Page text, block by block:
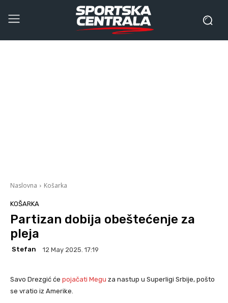
Naslovna Košarka
KOŠARKA
Partizan dobija obeštećenje za
pleja
Stefan 12 May 2025. 17:19
Savo Drezgić će pojačati Megu za nastup u Superligi Srbije, pošto
se vratio iz Amerike.